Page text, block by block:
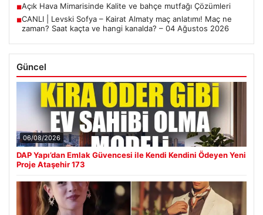
■Açık Hava Mimarisinde Kalite ve bahçe mutfağı Çözümleri
■CANLI | Levski Sofya – Kairat Almaty maç anlatımı! Maç ne
zaman? Saat kaçta ve hangi kanalda? – 04 Ağustos 2026
Güncel
06/08/2026
DAP Yapı’dan Emlak Güvencesi ile Kendi Kendini Ödeyen Yeni
Proje Ataşehir 173